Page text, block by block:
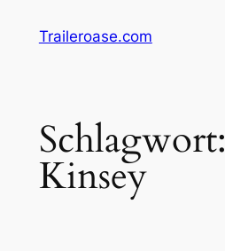
InhaltTraileroase.com
Schlagwort:
Kinsey